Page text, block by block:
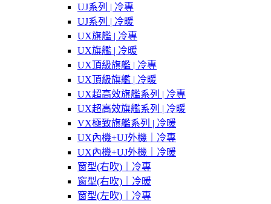
UJ系列 | 冷專
UJ系列 | 冷暖
UX旗艦 | 冷專
UX旗艦 | 冷暖
UX頂級旗艦 | 冷專
UX頂級旗艦 | 冷暖
UX超高效旗艦系列 | 冷專
UX超高效旗艦系列 | 冷暖
VX極致旗艦系列 | 冷暖
UX內機+UJ外機｜冷專
UX內機+UJ外機｜冷暖
窗型(右吹)｜冷專
窗型(右吹)｜冷暖
窗型(左吹)｜冷專